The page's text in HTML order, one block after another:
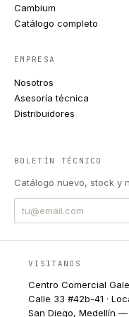
Cambium
Catálogo completo
EMPRESA
Nosotros
Asesoría técnica
Distribuidores
BOLETÍN TÉCNICO
Catálogo nuevo, stock y
VISITANOS
Centro Comercial
Calle 33 #42b-41 ·
San Diego, Medellín